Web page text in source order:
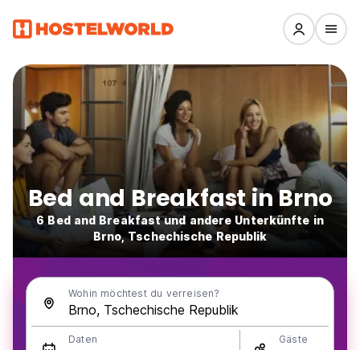
Bed and Breakfast in Brno
6 Bed and Breakfast und andere Unterkünfte in
Brno, Tschechische Republik
Wohin möchtest du verreisen?
Daten Gäste